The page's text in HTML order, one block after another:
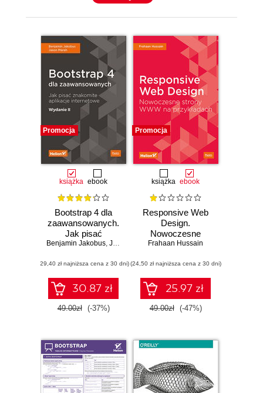
Promocja
książka ebook
Bootstrap 4 dla
zaawansowanych.
Jak pisać
znakomite
internetowe.
Wydanie II
Benjamin Jakobus, Jason Marah
(29,40 zł najniższa cena z 30 dni)
30.87 zł
49.00zł (-37%)
Promocja
książka ebook
Responsive Web
Design.
Nowoczesne
strony WWW na
Frahaan Hussain
(24,50 zł najniższa cena z 30 dni)
25.97 zł
49.00zł (-47%)